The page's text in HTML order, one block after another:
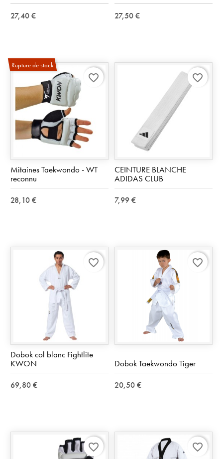
27,40 € 27,50 €
Rupture de stock
Mitaines Taekwondo - WT
reconnu
28,10 €
favorite_border
CEINTURE BLANCHE
ADIDAS CLUB
7,99 €
favorite_border
Dobok col blanc Fightlite
KWON
69,80 €
favorite_border
Dobok Taekwondo Tiger
20,50 €
favorite_border
favorite_border favorite_border